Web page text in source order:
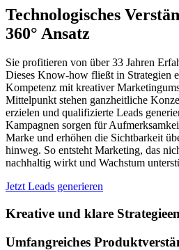
Technologisches
360° Ansatz
Sie profitieren von über 33 Jahren
Dieses Know-how fließt in Strategien
Kompetenz mit kreativer
Mittelpunkt stehen ganzheitliche
erzielen und qualifizierte Leads
Kampagnen sorgen für
Marke und erhöhen die Sichtbarkeit
hinweg. So entsteht Marketing, das
nachhaltig wirkt und Wachstum
Jetzt Leads generieren
Kreative und klare
Umfangreiches